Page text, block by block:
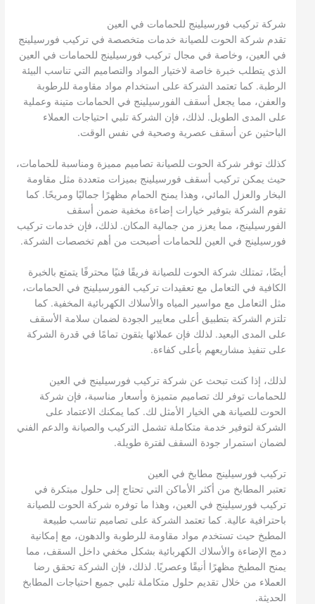
شركة تركيب فورسيلينج للحمامات في العين
تقدم شركة الحوت للصيانة خدمات متخصصة في تركيب فورسيلينج
في العين، وخاصة في مجال تركيب فورسيلينج للحمامات في العين
الذي يتطلب خبرة خاصة لاختيار المواد والتصاميم التي تناسب البيئة
الرطبة. كما تعتمد الشركة على استخدام مواد مقاومة للرطوبة
والعفن، مما يجعل أسقف الفورسيلينج في الحمامات متينة وعملية
على المدى الطويل. لذلك، فإن الشركة تلبي احتياجات العملاء
الباحثين عن أسقف عصرية وصحية في نفس الوقت.
كذلك توفر شركة الحوت للصيانة تصاميم مميزة ومناسبة للحمامات،
حيث يمكن تركيب أسقف فورسيلينج بميزات متعددة مثل مقاومة
البخار والعزل المائي، وهذا يمنح الحمام مظهرًا جماليًا ومريحًا. كما
تقوم الشركة بتوفير خيارات إضاءة مخفية ضمن أسقف
الفورسيلينج، مما يعزز من جمالية المكان. لذلك، فإن خدمات تركيب
فورسيلينج في العين للحمامات أصبحت من أهم تخصصات الشركة.
أيضًا، تمتلك شركة الحوت للصيانة فريقًا فنيًا محترفًا يتمتع بالخبرة
الكافية في التعامل مع تعقيدات تركيب الفورسيلينج في الحمامات،
مثل التعامل مع مواسير المياه والأسلاك الكهربائية المخفية. كما
تلتزم الشركة بتطبيق أعلى معايير الجودة لضمان سلامة الأسقف
على المدى البعيد. لذلك فإن عملائها يثقون تمامًا في قدرة الشركة
على تنفيذ مشاريعهم بأعلى كفاءة.
لذلك، إذا كنت تبحث عن شركة تركيب فورسيلينج في العين
للحمامات توفر لك تصاميم متميزة وأسعار مناسبة، فإن شركة
الحوت للصيانة هي الخيار الأمثل لك. كما يمكنك الاعتماد على
الشركة لتوفير خدمة متكاملة تشمل التركيب والصيانة والدعم الفني
لضمان استمرار جودة السقف لفترة طويلة.
تركيب فورسيلينج مطابخ في العين
تعتبر المطابخ من أكثر الأماكن التي تحتاج إلى حلول مبتكرة في
تركيب فورسيلينج في العين، وهذا ما توفره شركة الحوت للصيانة
باحترافية عالية. كما تعتمد الشركة على تصاميم تناسب طبيعة
المطبخ حيث تستخدم مواد مقاومة للرطوبة والدهون، مع إمكانية
دمج الإضاءة والأسلاك الكهربائية بشكل مخفي داخل السقف، مما
يمنح المطبخ مظهرًا أنيقًا وعصريًا. لذلك، فإن الشركة تحقق رضا
العملاء من خلال تقديم حلول متكاملة تلبي جميع احتياجات المطابخ
الحديثة.